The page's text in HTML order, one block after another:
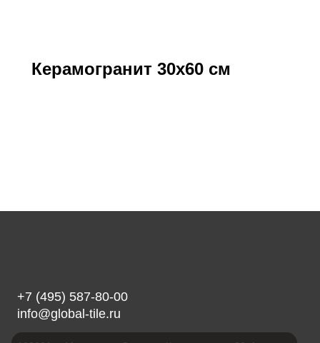
Керамогранит 30х60 см
+7 (495) 587-80-00
info@global-tile.ru